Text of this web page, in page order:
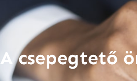
A csepegtető